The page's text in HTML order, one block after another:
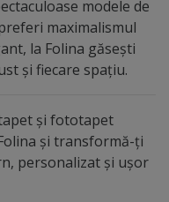
modele de
maximalismul
la Folina găsești
și fiecare spațiu.
și fototapet
și transformă-ți
personalizat și ușor